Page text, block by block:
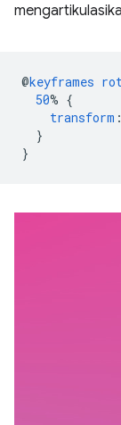
@keyframes
50% {
transform :
}
}